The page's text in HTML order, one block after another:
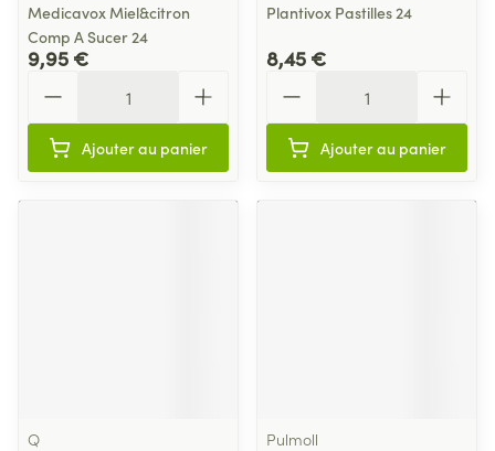
Medicavox Miel&citron
Comp A Sucer 24
9,95 €
Ajouter au panier
Plantivox Pastilles 24
8,45 €
Ajouter au panier
Q
Pulmoll